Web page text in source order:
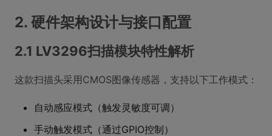
2. 硬件架构设计与接口配置
2.1 LV3296扫描模块特性解析
这款扫描头采用CMOS图像传感器，支持以下工作模式：
自动感应模式（触发灵敏度可调）
手动触发模式（通过GPIO控制）